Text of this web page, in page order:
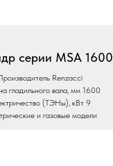
серии MSA 1600
Renzacci
гладильного вала, мм 1600
(ТЭНы), кВт 9
и газовые модели